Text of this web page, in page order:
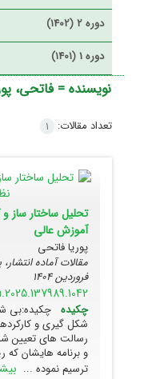
دوره 2 (1402)
دوره 1 (1401)
نویسنده = فاتحی،
تعداد مقالات: 1
تحلیل ساختار ساز
آموزش عالی
پوریا فاتحی
مقالات آماده
فروردین 1404
چکیده چکیده:بی
شکل گیری و
رسالت های تعیین
و برنامه هایشان
ترسیم نموده ...